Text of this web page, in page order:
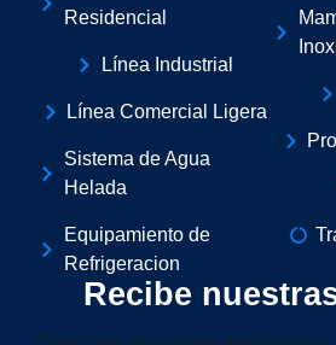
Residencial
Línea Industrial
Línea Comercial Ligera
Sistema de Agua
Helada
Equipamiento de
Refrigeracion
Recibe